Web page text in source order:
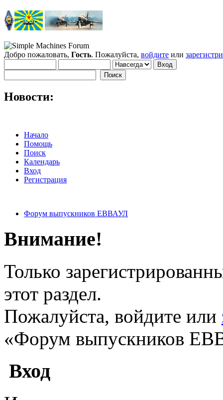
Добро пожаловать, Гость. Пожалуйста, войдите или
Новости:
Начало
Помощь
Поиск
Календарь
Вход
Регистрация
Форум выпускников ЕВВАУЛ
Внимание!
Только
этот раздел.
Пожалуйста, войдите или
«Форум выпускников
Вход